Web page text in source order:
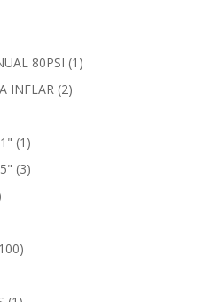
80PSI (1)
INFLAR (2)
(1)
(3)